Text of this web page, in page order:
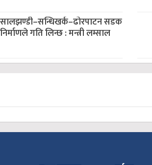
सालझण्डी–सन्धिखर्क–ढोरपाटन सडक
निर्माणले गति लिन्छ : मन्त्री लम्साल